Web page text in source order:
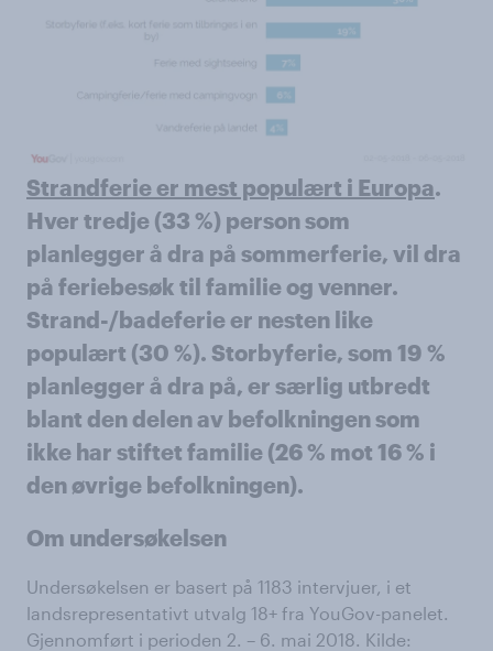
Strandferie er mest populært i Europa.
Hver tredje (33 %) person som
planlegger å dra på sommerferie, vil dra
på feriebesøk til familie og venner.
Strand-/badeferie er nesten like
populært (30 %). Storbyferie, som 19 %
planlegger å dra på, er særlig utbredt
blant den delen av befolkningen som
ikke har stiftet familie (26 % mot 16 % i
den øvrige befolkningen).
Om undersøkelsen
Undersøkelsen er basert på 1183 intervjuer, i et
landsrepresentativt utvalg 18+ fra YouGov-panelet.
Gjennomført i perioden 2. – 6. mai 2018. Kilde: